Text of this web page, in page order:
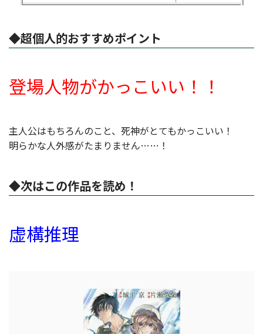
◆超個人的おすすめポイント
登場人物がかっこいい！！
主人公はもちろんのこと、死神がとてもかっこいい！
明らかな人外感がたまりません……！
◆次はこの作品を読め！
虚構推理